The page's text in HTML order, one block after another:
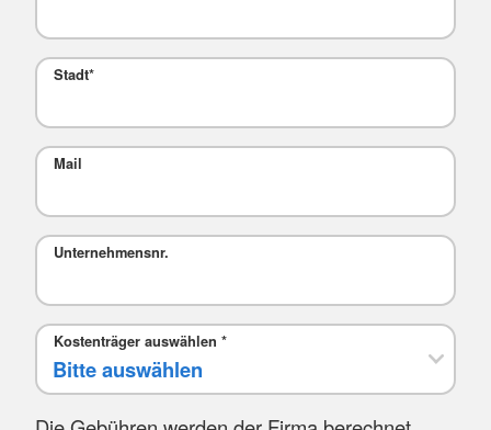
Stadt*
Mail
Unternehmensnr.
Kostenträger auswählen *